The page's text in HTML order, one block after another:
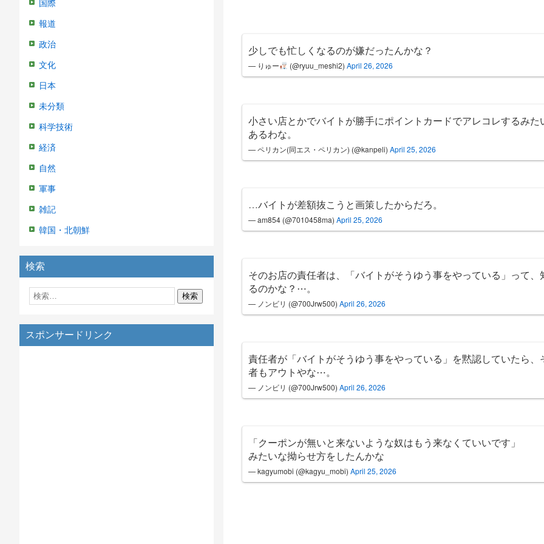
国際
報道
政治
文化
日本
未分類
科学技術
経済
自然
軍事
雑記
韓国・北朝鮮
検索
スポンサードリンク
少しでも忙しくなるのが嫌だったんかな？
— りゅー (@ryuu_meshi2) April 26, 2026
小さい店とかでバイトが勝手にポイントカードでアレコレするみた
あるわな。
— ペリカン(同エス・ペリカン) (@kanpeli) April 25, 2026
…バイトが差額抜こうと画策したからだろ。
— am854 (@7010458ma) April 25, 2026
そのお店の責任者は、「バイトがそうゆう事をやっている」って、
るのかな？⋯。
— ノンビリ (@700Jrw500) April 26, 2026
責任者が「バイトがそうゆう事をやっている」を黙認していたら、
者もアウトやな⋯。
— ノンビリ (@700Jrw500) April 26, 2026
「クーポンが無いと来ないような奴はもう来なくていいです」
みたいな拗らせ方をしたんかな
— kagyumobi (@kagyu_mobi) April 25, 2026